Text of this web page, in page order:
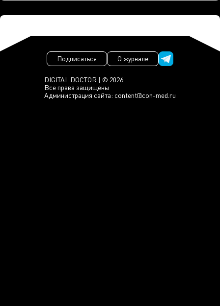
DIGITAL DOCTOR | © 2026
Все права защищены
Администрация сайта: content@con-med.ru
Подписаться О журнале